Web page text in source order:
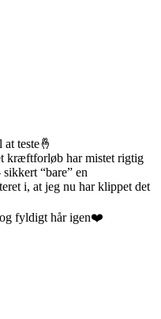
teste🤞
kræftforløb har mistet rigtig
“bare” en
i, at jeg nu har klippet det
fyldigt hår igen❤️